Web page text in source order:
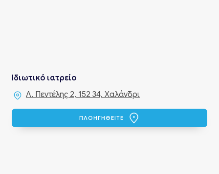
Ιδιωτικό ιατρείο
Λ. Πεντέλης 2, 152 34, Χαλάνδρι
ΠΛΟΗΓΗΘΕΙΤΕ